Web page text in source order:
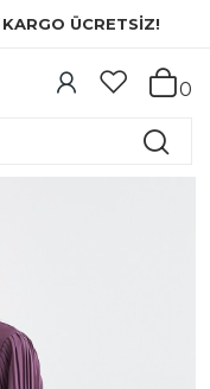
KARGO ÜCRETSİZ!
0